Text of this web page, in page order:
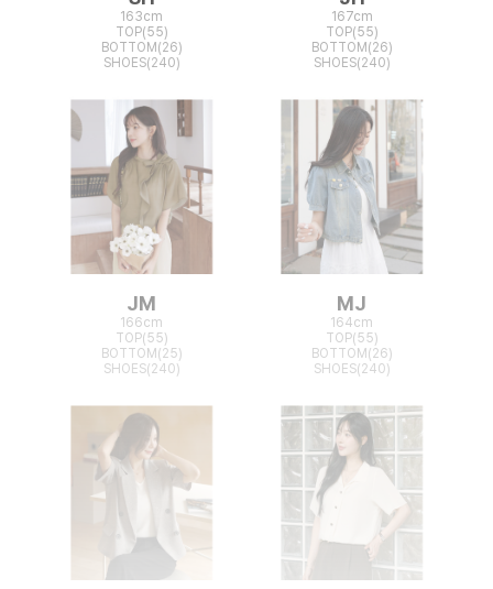
163cm
TOP(55)
BOTTOM(26)
SHOES(240)
167cm
TOP(55)
BOTTOM(26)
SHOES(240)
JM
166cm
TOP(55)
BOTTOM(25)
SHOES(240)
MJ
164cm
TOP(55)
BOTTOM(26)
SHOES(240)